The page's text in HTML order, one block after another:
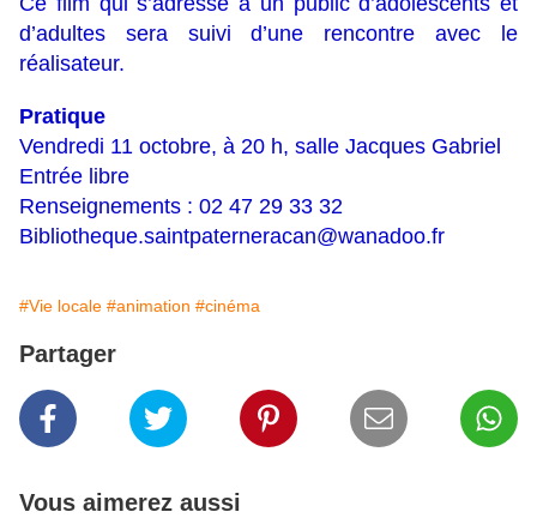
d’adultes sera suivi d’une rencontre avec le
réalisateur.
Pratique
Vendredi 11 octobre, à 20 h, salle Jacques Gabriel
Entrée libre
Renseignements : 02 47 29 33 32
Bibliotheque.saintpaterneracan@wanadoo.fr
#Vie locale #animation #cinéma
Partager
Vous aimerez aussi